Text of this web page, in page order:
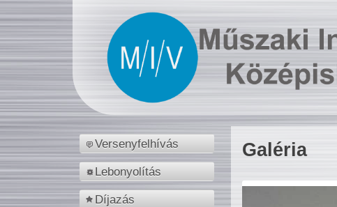
Versenyfelhívás
Lebonyolítás
Díjazás
Galéria